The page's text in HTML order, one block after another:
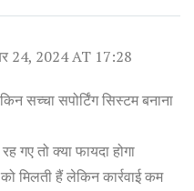
24, 2024 AT 17:28
सच्चा सपोर्टिंग सिस्टम बनाना
गए तो क्या फायदा होगा
मिलती हैं लेकिन कार्रवाई कम